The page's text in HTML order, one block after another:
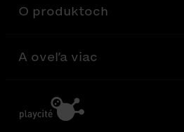
O produktoch
A oveľa viac